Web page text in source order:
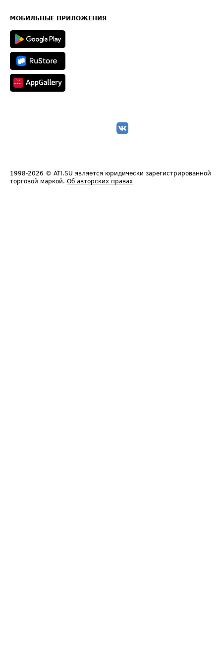
Техническая информация
МОБИЛЬНЫЕ ПРИЛОЖЕНИЯ
1998-2026 © ATI.SU является юридически зарегистрированной
торговой маркой. Об авторских правах